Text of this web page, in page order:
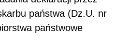
państwa (Dz.U. nr
państwowe